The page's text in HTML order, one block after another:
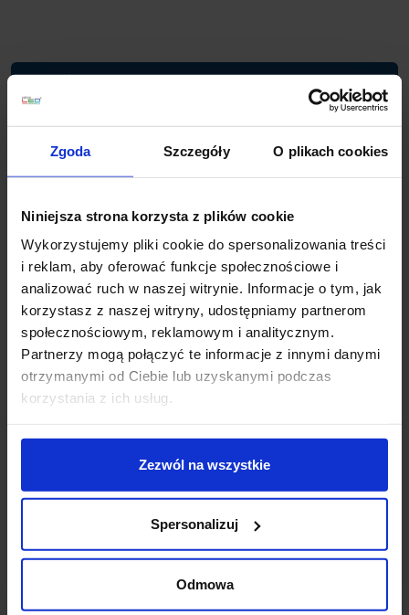
Zgoda Szczegóły O plikach cookies
Niniejsza strona korzysta z plików cookie
Wykorzystujemy pliki cookie do spersonalizowania treści
i reklam, aby oferować funkcje społecznościowe i
analizować ruch w naszej witrynie. Informacje o tym, jak
korzystasz z naszej witryny, udostępniamy partnerom
społecznościowym, reklamowym i analitycznym.
Partnerzy mogą połączyć te informacje z innymi danymi
otrzymanymi od Ciebie lub uzyskanymi podczas
korzystania z ich usług.
Zezwól na wszystkie
Spersonalizuj
Odmowa
Planujesz większy zakup? Negocjuj cenę!
Wsparcie techniczne
Jeśli masz pytania lub potrzebujesz pomocy, zadzwoń
lub napisz do nas: pracujemy od 8:00 do 18:00,
odpowiedzi na e-maile od 8:00 do 22:00.
phone +48 694 000 777,+48 799 220 777
email sklep@salonled.pl
Metody płatności
Koszt dostawy
Opis